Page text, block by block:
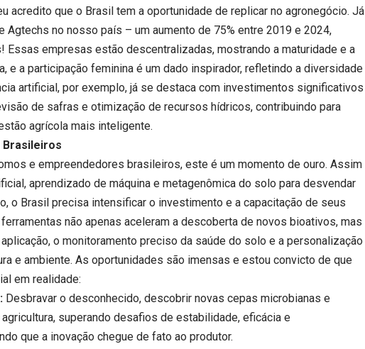
acredito que o Brasil tem a oportunidade de replicar no agronegócio. Já
Agtechs no nosso país – um aumento de 75% entre 2019 e 2024,
Essas empresas estão descentralizadas, mostrando a maturidade e a
e a participação feminina é um dado inspirador, refletindo a diversidade
artificial, por exemplo, já se destaca com investimentos significativos
de safras e otimização de recursos hídricos, contribuindo para
agrícola mais inteligente.
Brasileiros
e empreendedores brasileiros, este é um momento de ouro. Assim
aprendizado de máquina e metagenômica do solo para desvendar
o Brasil precisa intensificar o investimento e a capacitação de seus
não apenas aceleram a descoberta de novos bioativos, mas
o monitoramento preciso da saúde do solo e a personalização
e ambiente. As oportunidades são imensas e estou convicto de que
em realidade:
Desbravar o desconhecido, descobrir novas cepas microbianas e
superando desafios de estabilidade, eficácia e
que a inovação chegue de fato ao produtor.